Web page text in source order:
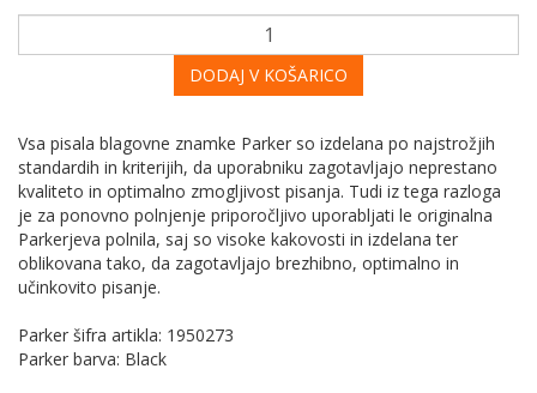
DODAJ V KOŠARICO
Vsa pisala blagovne znamke Parker so izdelana po najstrožjih
standardih in kriterijih, da uporabniku zagotavljajo neprestano
kvaliteto in optimalno zmogljivost pisanja. Tudi iz tega razloga
je za ponovno polnjenje priporočljivo uporabljati le originalna
Parkerjeva polnila, saj so visoke kakovosti in izdelana ter
oblikovana tako, da zagotavljajo brezhibno, optimalno in
učinkovito pisanje.
Parker šifra artikla: 1950273
Parker barva: Black